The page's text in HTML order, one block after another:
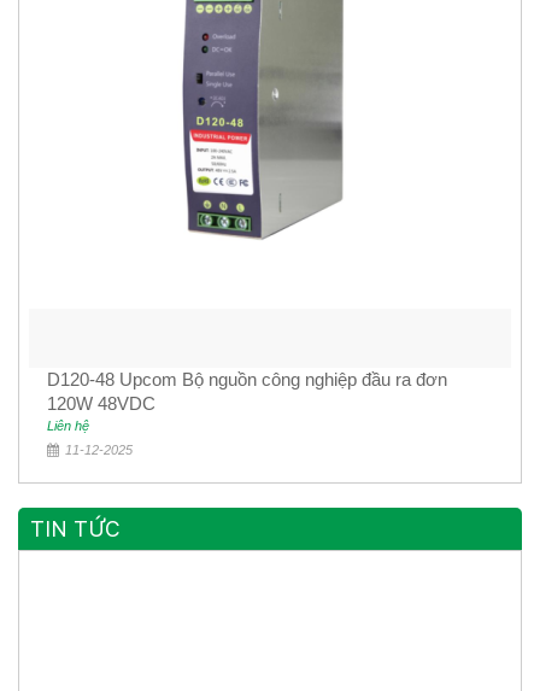
D120-48 Upcom Bộ nguồn công nghiệp đầu ra đơn
120W 48VDC
Liên hệ
11-12-2025
TIN TỨC